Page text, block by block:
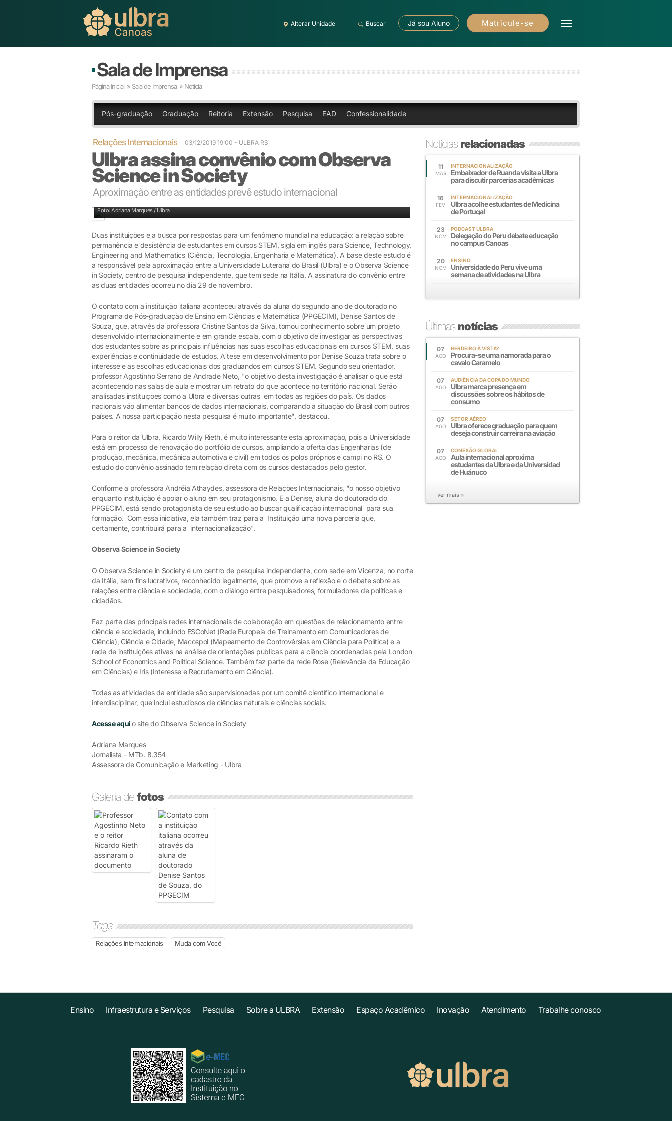
Alterar Unidade Buscar Já sou Aluno Matricule-se
Sala de Imprensa
Página Inicial » Sala de Imprensa » Notícia
Pós-graduação Graduação Reitoria Extensão Pesquisa EAD Confessionalidade
Relações Internacionais 03/12/2019 19:00 - ULBRA RS
Ulbra assina convênio com Observa
Science in Society
Aproximação entre as entidades prevê estudo internacional
Foto: Adriana Marques / Ulbra
Duas instituições e a busca por respostas para um fenômeno mundial na educação: a relação sobre
permanência e desistência de estudantes em cursos STEM, sigla em inglês para Science, Technology,
Engineering and Mathematics (Ciência, Tecnologia, Engenharia e Matemática). A base deste estudo é
a responsável pela aproximação entre a Universidade Luterana do Brasil (Ulbra) e o Observa Science
in Society, centro de pesquisa independente, que tem sede na Itália. A assinatura do convênio entre
as duas entidades ocorreu no dia 29 de novembro.
O contato com a instituição italiana aconteceu através da aluna do segundo ano de doutorado no
Programa de Pós-graduação de Ensino em Ciências e Matemática (PPGECIM), Denise Santos de
Souza, que, através da professora Cristine Santos da Silva, tomou conhecimento sobre um projeto
desenvolvido internacionalmente e em grande escala, com o objetivo de investigar as perspectivas
dos estudantes sobre as principais influências nas suas escolhas educacionais em cursos STEM, suas
experiências e continuidade de estudos. A tese em desenvolvimento por Denise Souza trata sobre o
interesse e as escolhas educacionais dos graduandos em cursos STEM. Segundo seu orientador,
professor Agostinho Serrano de Andrade Neto, "o objetivo desta investigação é analisar o que está
acontecendo nas salas de aula e mostrar um retrato do que acontece no território nacional. Serão
analisadas instituições como a Ulbra e diversas outras em todas as regiões do país. Os dados
nacionais vão alimentar bancos de dados internacionais, comparando a situação do Brasil com outros
países. A nossa participação nesta pesquisa é muito importante", destacou.
Para o reitor da Ulbra, Ricardo Willy Rieth, é muito interessante esta aproximação, pois a Universidade
está em processo de renovação do portfólio de cursos, ampliando a oferta das Engenharias (de
produção, mecânica, mecânica automotiva e civil) em todos os polos próprios e campi no RS. O
estudo do convênio assinado tem relação direta com os cursos destacados pelo gestor.
Conforme a professora Andréia Athaydes, assessora de Relações Internacionais, "o nosso objetivo
enquanto instituição é apoiar o aluno em seu protagonismo. E a Denise, aluna do doutorado do
PPGECIM, está sendo protagonista de seu estudo ao buscar qualificação internacional para sua
formação. Com essa iniciativa, ela também traz para a Instituição uma nova parceria que,
certamente, contribuirá para a internacionalização".
Observa Science in Society
O Observa Science in Society é um centro de pesquisa independente, com sede em Vicenza, no norte
da Itália, sem fins lucrativos, reconhecido legalmente, que promove a reflexão e o debate sobre as
relações entre ciência e sociedade, com o diálogo entre pesquisadores, formuladores de políticas e
cidadãos.
Faz parte das principais redes internacionais de colaboração em questões de relacionamento entre
ciência e sociedade, incluindo ESCoNet (Rede Europeia de Treinamento em Comunicadores de
Ciência), Ciência e Cidade, Macospol (Mapeamento de Controvérsias em Ciência para Política) e a
rede de instituições ativas na análise de orientações públicas para a ciência coordenadas pela London
School of Economics and Political Science. Também faz parte da rede Rose (Relevância da Educação
em Ciências) e Iris (Interesse e Recrutamento em Ciência).
Todas as atividades da entidade são supervisionadas por um comitê científico internacional e
interdisciplinar, que inclui estudiosos de ciências naturais e ciências sociais.
Acesse aquio site do Observa Science in Society
Adriana Marques
Jornalista - MTb. 8.354
Assessora de Comunicação e Marketing - Ulbra
Galeria defotos
Tags
Relações Internacionais Muda com Você
Notíciasrelacionadas
11
MAR
INTERNACIONALIZAÇÃO
Embaixador de Ruanda visita a Ulbra
para discutir parcerias acadêmicas
16
FEV
INTERNACIONALIZAÇÃO
Ulbra acolhe estudantes de Medicina
de Portugal
23
NOV
PODCAST ULBRA
Delegação do Peru debate educação
no campus Canoas
20
NOV
ENSINO
Universidade do Peru vive uma
semana de atividades na Ulbra
Últimasnotícias
07
AGO
HERDEIRO À VISTA?
Procura-se uma namorada para o
cavalo Caramelo
07
AGO
AUDIÊNCIA DA COPA DO MUNDO
Ulbra marca presença em
discussões sobre os hábitos de
consumo
07
AGO
SETOR AÉREO
Ulbra oferece graduação para quem
deseja construir carreira na aviação
07
AGO
CONEXÃO GLOBAL
Aula internacional aproxima
estudantes da Ulbra e da Universidad
de Huánuco
ver mais »
Ensino Infraestrutura e Serviços Pesquisa Sobre a ULBRA Extensão Espaço Acadêmico Inovação Atendimento Trabalhe conosco